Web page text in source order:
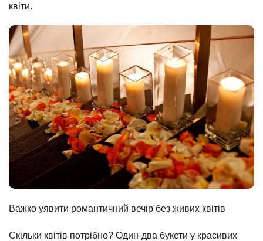
квіти.
Важко уявити романтичний вечір без живих квітів
Скільки квітів потрібно? Один-два букети у красивих